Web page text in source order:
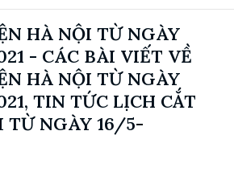
HÀ NỘI TỪ NGÀY
- CÁC BÀI VIẾT VỀ
HÀ NỘI TỪ NGÀY
TIN TỨC LỊCH CẮT
TỪ NGÀY 16/5-